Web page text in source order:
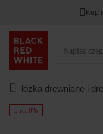
Kup
łóżka drewniane i
5 rat 0%